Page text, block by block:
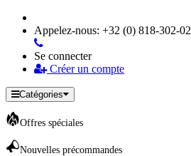
Appelez-nous: +32 (0) 818-302-02
Se connecter
Créer un compte
Catégories
Offres spéciales
Nouvelles précommandes